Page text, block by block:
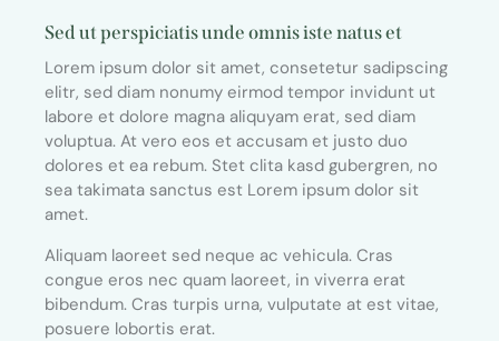
Sed ut perspiciatis unde omnis iste natus et
Lorem ipsum dolor sit amet, consetetur sadipscing
elitr, sed diam nonumy eirmod tempor invidunt ut
labore et dolore magna aliquyam erat, sed diam
voluptua. At vero eos et accusam et justo duo
dolores et ea rebum. Stet clita kasd gubergren, no
sea takimata sanctus est Lorem ipsum dolor sit
amet.
Aliquam laoreet sed neque ac vehicula. Cras
congue eros nec quam laoreet, in viverra erat
bibendum. Cras turpis urna, vulputate at est vitae,
posuere lobortis erat.